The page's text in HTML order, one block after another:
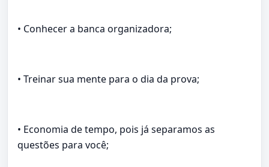
• Conhecer a banca organizadora;
• Treinar sua mente para o dia da prova;
• Economia de tempo, pois já separamos as
questões para você;